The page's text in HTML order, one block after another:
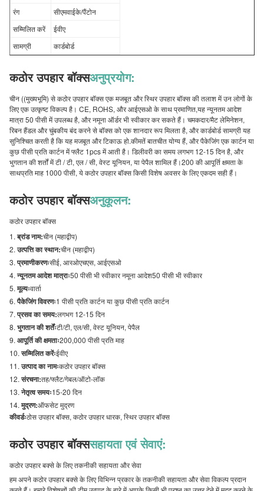
रंग
सीएमवाईके/पैंटोन
सम्मिलित करें
ईवीए
सामग्री
कार्डबोर्ड
कठोर उपहार बॉक्सअनुप्रयोग:
चीन ((मुख्यभूमि) से कठोर उपहार बॉक्स एक मजबूत और स्थिर उपहार बॉक्स की तलाश में उन लोगों के
लिए एक उत्कृष्ट विकल्प है। CE, ROHS, और आईएसओ के साथ प्रमाणित,यह न्यूनतम आदेश
मात्रा 50 पीसी में उपलब्ध है, और नमूना ऑर्डर भी स्वीकार कर सकते हैं। चमकदार/मैट लेमिनेशन,
रिबन हैंडल और चुंबकीय बंद करने से बॉक्स को एक शानदार रूप मिलता है, और कार्डबोर्ड सामग्री यह
सुनिश्चित करती है कि यह मजबूत और टिकाऊ हो.कीमतें बातचीत योग्य हैं, और पैकेजिंग एक कार्टन या
कुछ पीसी प्रति कार्टन में फ्लैट 1pcs में आती है। डिलीवरी का समय लगभग 12-15 दिन है, और
भुगतान की शर्तों में टी / टी, एल / सी, वेस्ट यूनियन, या पेपैल शामिल हैं।200 की आपूर्ति क्षमता के
साथप्रति माह 1000 पीसी, ये कठोर उपहार बॉक्स किसी विशेष अवसर के लिए एकदम सही हैं।
कठोर उपहार बॉक्सअनुकूलन:
कठोर उपहार बॉक्स
ब्रांड नाम:चीन (महाद्वीप)
उत्पत्ति का स्थान:चीन (महाद्वीप)
प्रमाणीकरणःसीई, आरओएचएस, आईएसओ
न्यूनतम आदेश मात्राः50 पीसी भी स्वीकार नमूना आदेश50 पीसी भी स्वीकार
मूल्यःवार्ता
पैकेजिंग विवरणः1 पीसी प्रति कार्टन या कुछ पीसी प्रति कार्टन
प्रसव का समय:लगभग 12-15 दिन
भुगतान की शर्तेंःटी/टी, एल/सी, वेस्ट यूनियन, पेपैल
आपूर्ति की क्षमताः200,000 पीसी प्रति माह
सम्मिलित करेंःईवीए
उत्पाद का नामःकठोर उपहार बॉक्स
संरचना:तह/फ्लैट/गेबल/ऑटो-लॉक
नेतृत्व समयः15-20 दिन
मुद्रण:ऑफसेट मुद्रण
कीवर्डःठोस उपहार बॉक्स, कठोर उपहार धारक, स्थिर उपहार बॉक्स
कठोर उपहार बॉक्ससहायता एवं सेवाएं:
कठोर उपहार बक्से के लिए तकनीकी सहायता और सेवा
हम अपने कठोर उपहार बक्से के लिए विभिन्न प्रकार के तकनीकी सहायता और सेवा विकल्प प्रदान